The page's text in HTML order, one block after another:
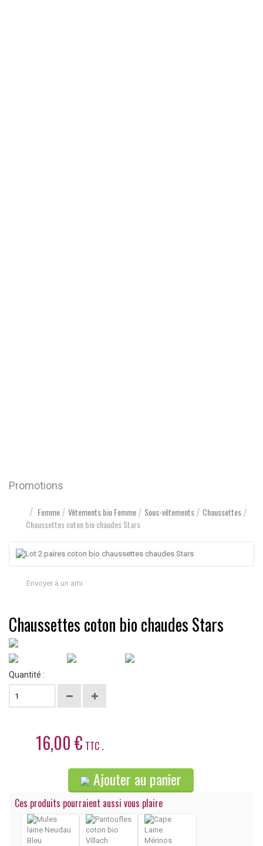
Promotions
Femme Vêtements bio Femme Sous-vêtements
Chaussettes
Chaussettes coton bio chaudes Stars
Envoyer à un ami
Chaussettes coton bio chaudes Stars
Quantité :
16,00 € TTC .
Ajouter au panier
Ces produits pourraient aussi vous plaire